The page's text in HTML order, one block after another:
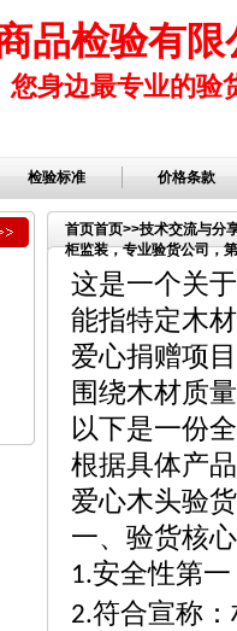
品检验有限
您身边最专业的验
检验标准 价格条款
首页首页>>技术交流与分
柜监装，专业验货公司，
品公司，服装检品，鞋子
这是一个关于
能指特定木
爱心捐赠项
围绕木材质
以下是一份
根据具体产
爱心木头验
一、验货核
1.安全性第
2.符合宣称